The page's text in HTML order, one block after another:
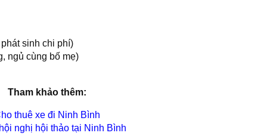
sinh chi phí)
ngủ cùng bố mẹ)
Tham khảo thêm:
thuê xe đi Ninh Bình
nghị hội thảo tại Ninh Bình